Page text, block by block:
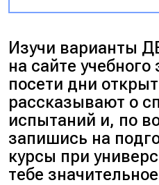
Изучи варианты
на сайте учебного
посети дни
рассказывают о
испытаний и, по
запишись на
курсы при
тебе